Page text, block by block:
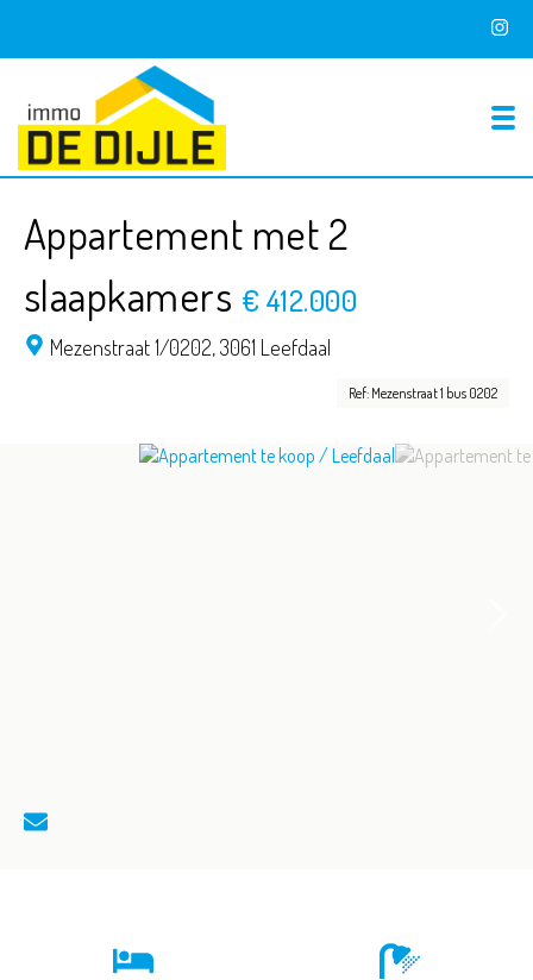
Appartement met 2
slaapkamers € 412.000
Mezenstraat 1/0202,3061 Leefdaal
Ref: Mezenstraat 1 bus 0202